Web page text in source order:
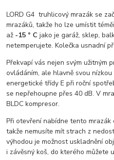
LORD G4 truhlicový mrazák se
mrazáků, takže ho lze umístit
až -15 ° C jako je garáž, sklep,
netemperujete. Kolečka usnadní
Překvapí vás nejen svým užitným
ovládáním, ale hlavně svou
energetické třídy E při roční
se nepřehoupne přes 40 dB. V
BLDC kompresor.
Při otevření nabídne tento mrazák
takže nemusíte mít strach z
výhodou je možnost uskladnění
i závěsný koš, do kterého můžete